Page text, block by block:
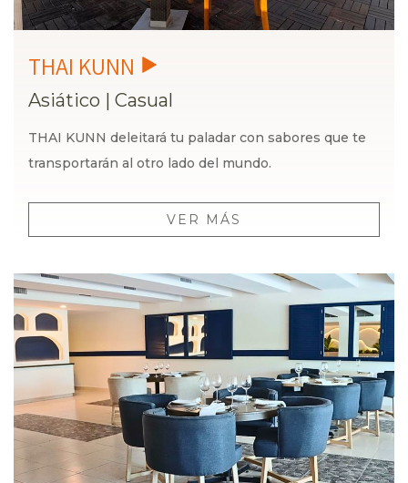
Asiático | Casual
THAI KUNN deleitará tu paladar con sabores que te
transportarán al otro lado del mundo.
VER MÁS